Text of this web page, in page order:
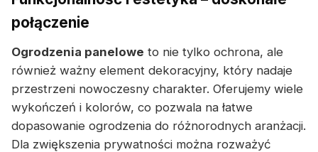
połączenie
Ogrodzenia panelowe to nie tylko ochrona, ale
również ważny element dekoracyjny, który nadaje
przestrzeni nowoczesny charakter. Oferujemy wiele
wykończeń i kolorów, co pozwala na łatwe
dopasowanie ogrodzenia do różnorodnych aranżacji.
Dla zwiększenia prywatności można rozważyć